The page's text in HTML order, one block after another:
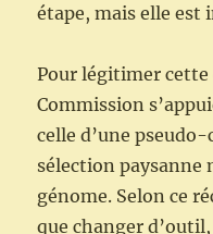
étape, mais elle est
Pour légitimer cette
Commission
celle d’une
sélection paysanne
génome. Selon ce
que changer